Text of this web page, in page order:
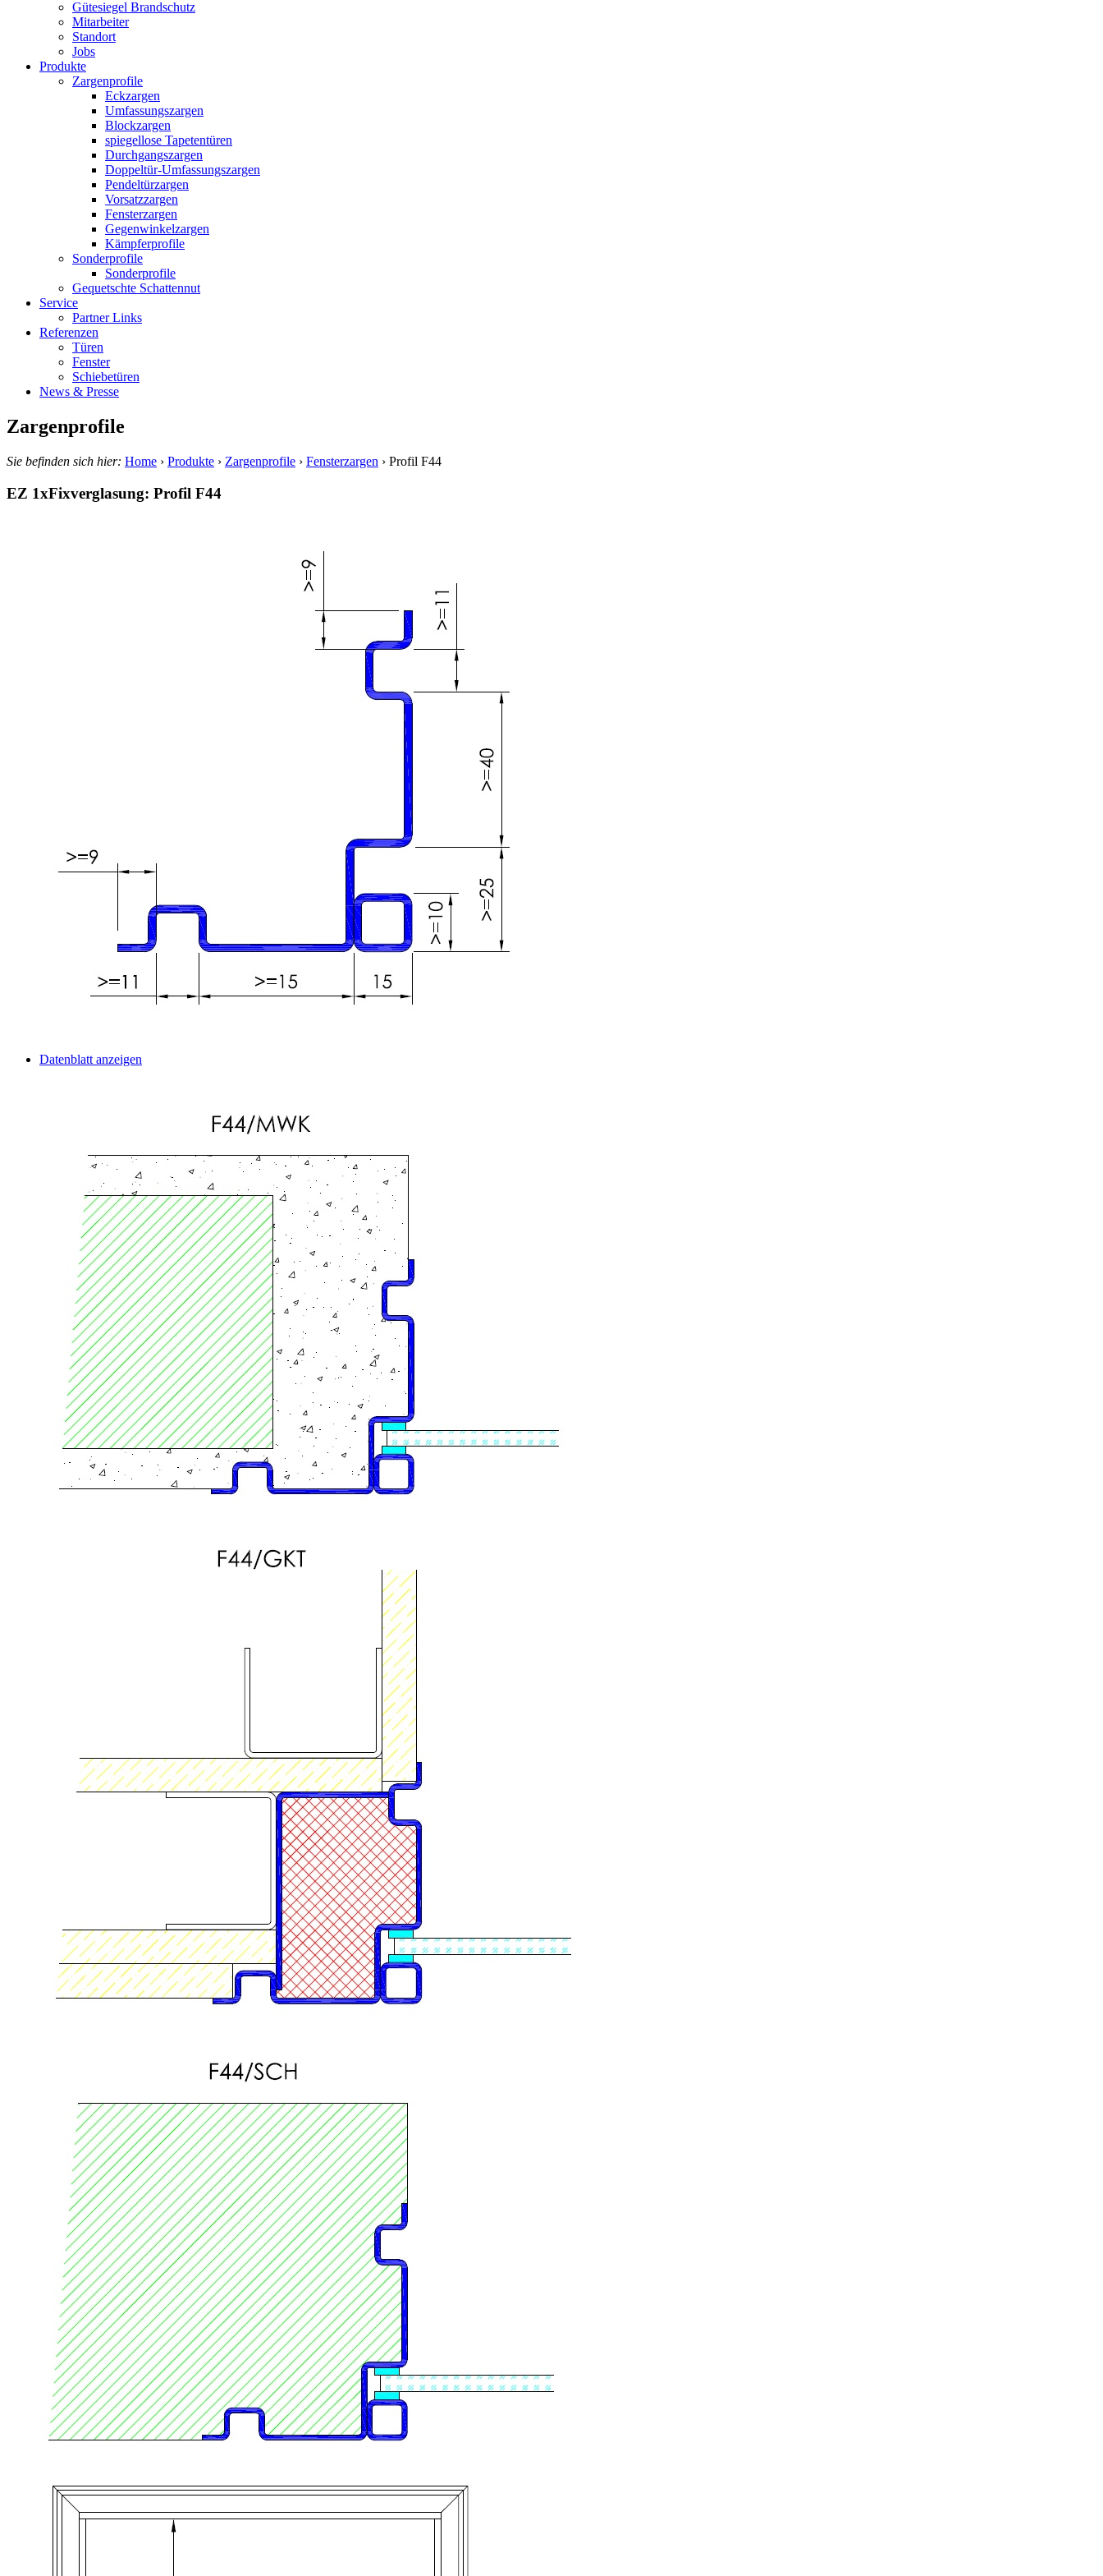
Gütesiegel Brandschutz
Mitarbeiter
Standort
Jobs
Produkte
Zargenprofile
Eckzargen
Umfassungszargen
Blockzargen
spiegellose Tapetentüren
Durchgangszargen
Doppeltür-Umfassungszargen
Pendeltürzargen
Vorsatzzargen
Fensterzargen
Gegenwinkelzargen
Kämpferprofile
Sonderprofile
Sonderprofile
Gequetschte Schattennut
Service
Partner Links
Referenzen
Türen
Fenster
Schiebetüren
News & Presse
Zargenprofile
Sie befinden sich hier: Home › Produkte › Zargenprofile › Fensterzargen › Profil F44
EZ 1xFixverglasung: Profil F44
Datenblatt anzeigen